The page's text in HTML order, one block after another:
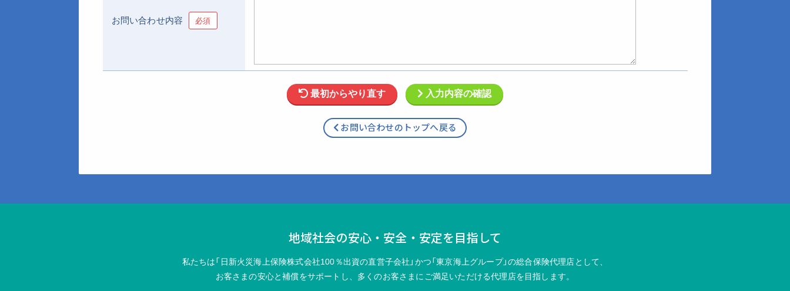
お問い合わせ内容 必須
最初からやり直す 入力内容の確認
お問い合わせのトップへ戻る
地域社会の安心・安全・安定を目指して
私たちは「日新火災海上保険株式会社100％出資の直営子会社」かつ「東京海上グループ」の総合保険代理店として、
お客さまの安心と補償をサポートし、多くのお客さまにご満足いただける代理店を目指します。